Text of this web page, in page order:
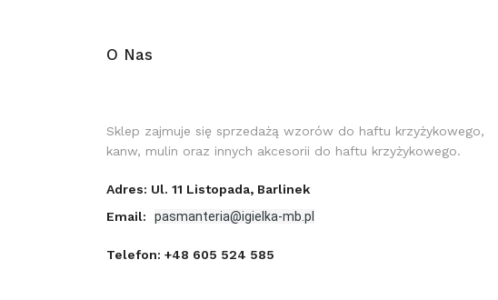
O Nas
Sklep zajmuje się sprzedażą wzorów do haftu krzyżykowego,
kanw, mulin oraz innych akcesorii do haftu krzyżykowego.
Adres: Ul. 11 Listopada, Barlinek
Email:
pasmanteria@igielka-mb.pl
Telefon: +48 605 524 585